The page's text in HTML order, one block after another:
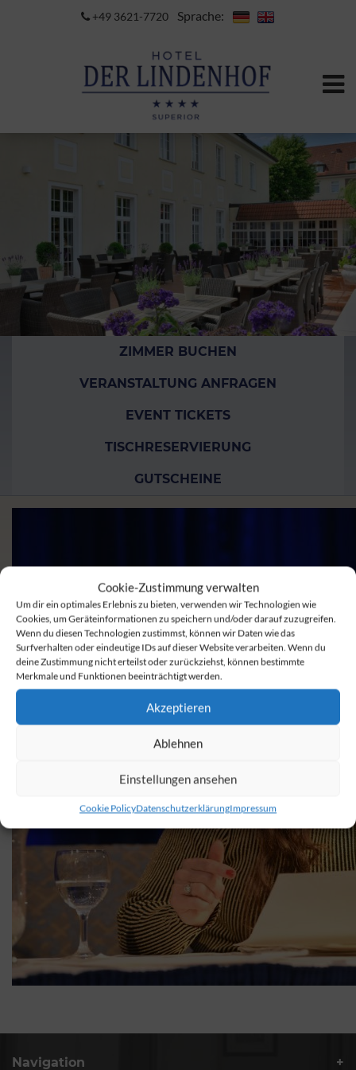
Cookie-Zustimmung verwalten
Um dir ein optimales Erlebnis zu bieten, verwenden wir Technologien wie
Cookies, um Geräteinformationen zu speichern und/oder darauf zuzugreifen.
Wenn du diesen Technologien zustimmst, können wir Daten wie das
Surfverhalten oder eindeutige IDs auf dieser Website verarbeiten. Wenn du
deine Zustimmung nicht erteilst oder zurückziehst, können bestimmte
Merkmale und Funktionen beeinträchtigt werden.
Akzeptieren
Ablehnen
Einstellungen ansehen
Cookie PolicyDatenschutzerklärungImpressum
+49 3621-7720 Sprache:
ZIMMER BUCHEN
VERANSTALTUNG ANFRAGEN
EVENT TICKETS
TISCHRESERVIERUNG
GUTSCHEINE
Navigation